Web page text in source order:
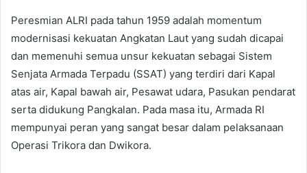
Peresmian ALRI pada tahun 1959 adalah momentum
modernisasi kekuatan Angkatan Laut yang sudah dicapai
dan memenuhi semua unsur kekuatan sebagai Sistem
Senjata Armada Terpadu (SSAT) yang terdiri dari Kapal
atas air, Kapal bawah air, Pesawat udara, Pasukan pendarat
serta didukung Pangkalan. Pada masa itu, Armada RI
mempunyai peran yang sangat besar dalam pelaksanaan
Operasi Trikora dan Dwikora.